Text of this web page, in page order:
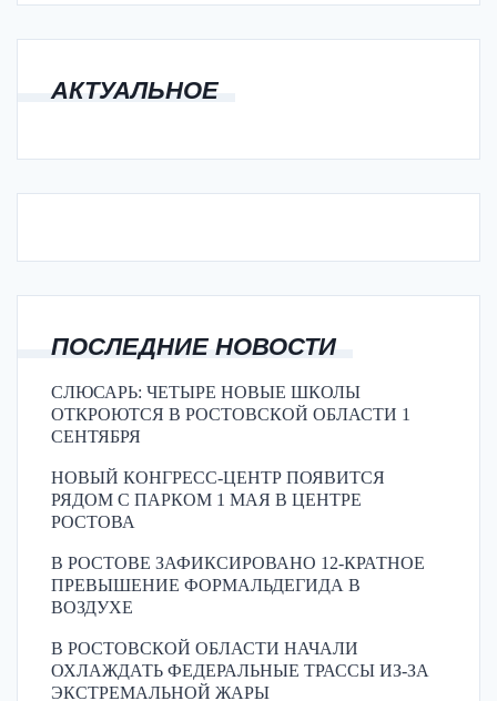
АКТУАЛЬНОЕ
ПОСЛЕДНИЕ НОВОСТИ
СЛЮСАРЬ: ЧЕТЫРЕ НОВЫЕ ШКОЛЫ
ОТКРОЮТСЯ В РОСТОВСКОЙ ОБЛАСТИ 1
СЕНТЯБРЯ
НОВЫЙ КОНГРЕСС-ЦЕНТР ПОЯВИТСЯ
РЯДОМ С ПАРКОМ 1 МАЯ В ЦЕНТРЕ
РОСТОВА
В РОСТОВЕ ЗАФИКСИРОВАНО 12-КРАТНОЕ
ПРЕВЫШЕНИЕ ФОРМАЛЬДЕГИДА В
ВОЗДУХЕ
В РОСТОВСКОЙ ОБЛАСТИ НАЧАЛИ
ОХЛАЖДАТЬ ФЕДЕРАЛЬНЫЕ ТРАССЫ ИЗ-ЗА
ЭКСТРЕМАЛЬНОЙ ЖАРЫ